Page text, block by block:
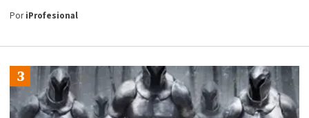
PoriProfesional